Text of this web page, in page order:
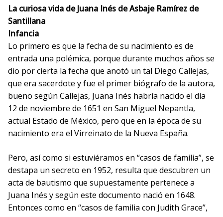
La curiosa vida de Juana Inés de Asbaje Ramírez de
Santillana
Infancia
Lo primero es que la fecha de su nacimiento es de
entrada una polémica, porque durante muchos años se
dio por cierta la fecha que anotó un tal Diego Callejas,
que era sacerdote y fue el primer biógrafo de la autora,
bueno según Callejas, Juana Inés habría nacido el día
12 de noviembre de 1651 en San Miguel Nepantla,
actual Estado de México, pero que en la época de su
nacimiento era el Virreinato de la Nueva España.
Pero, así como si estuviéramos en “casos de familia”, se
destapa un secreto en 1952, resulta que descubren un
acta de bautismo que supuestamente pertenece a
Juana Inés y según este documento nació en 1648.
Entonces como en “casos de familia con Judith Grace”,